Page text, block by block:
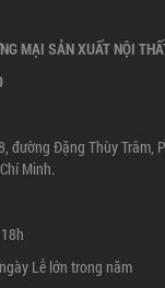
MẠI SẢN XUẤT NỘI
đường Đặng Thùy Trâm,
Minh.
Lễ lớn trong năm